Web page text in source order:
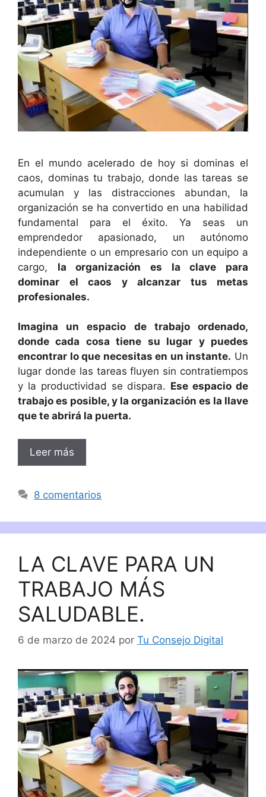
En el mundo acelerado de hoy si dominas el
caos, dominas tu trabajo, donde las tareas se
acumulan y las distracciones abundan, la
organización se ha convertido en una habilidad
fundamental para el éxito. Ya seas un
emprendedor apasionado, un autónomo
independiente o un empresario con un equipo a
cargo, la organización es la clave para
dominar el caos y alcanzar tus metas
profesionales.
Imagina un espacio de trabajo ordenado,
donde cada cosa tiene su lugar y puedes
encontrar lo que necesitas en un instante. Un
lugar donde las tareas fluyen sin contratiempos
y la productividad se dispara. Ese espacio de
trabajo es posible, y la organización es la llave
que te abrirá la puerta.
Leer más
8 comentarios
LA CLAVE PARA UN
TRABAJO MÁS
SALUDABLE.
6 de marzo de 2024 por Tu Consejo Digital